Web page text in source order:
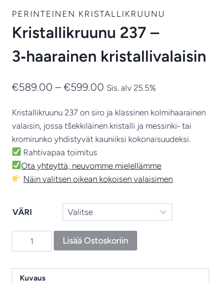
PERINTEINEN KRISTALLIKRUUNU
Kristallikruunu 237 –
3‑haarainen kristallivalaisin
€589.00 – €599.00 Hintaluokka:
-
€599.00
Sis. alv 25.5%
Kristallikruunu 237 on siro ja klassinen kolmihaarainen
valaisin, jossa tšekkiläinen kristalli ja messinki‑ tai
kromirunko yhdistyvät kauniiksi kokonaisuudeksi.
Rahtivapaa toimitus
Ota yhteyttä, neuvomme mielellämme
Näin valitsen oikean kokoisen valaisimen
VÄRI
Kristallikruunu
237
3‑haarainen
Lisää Ostoskoriin
Kuvaus